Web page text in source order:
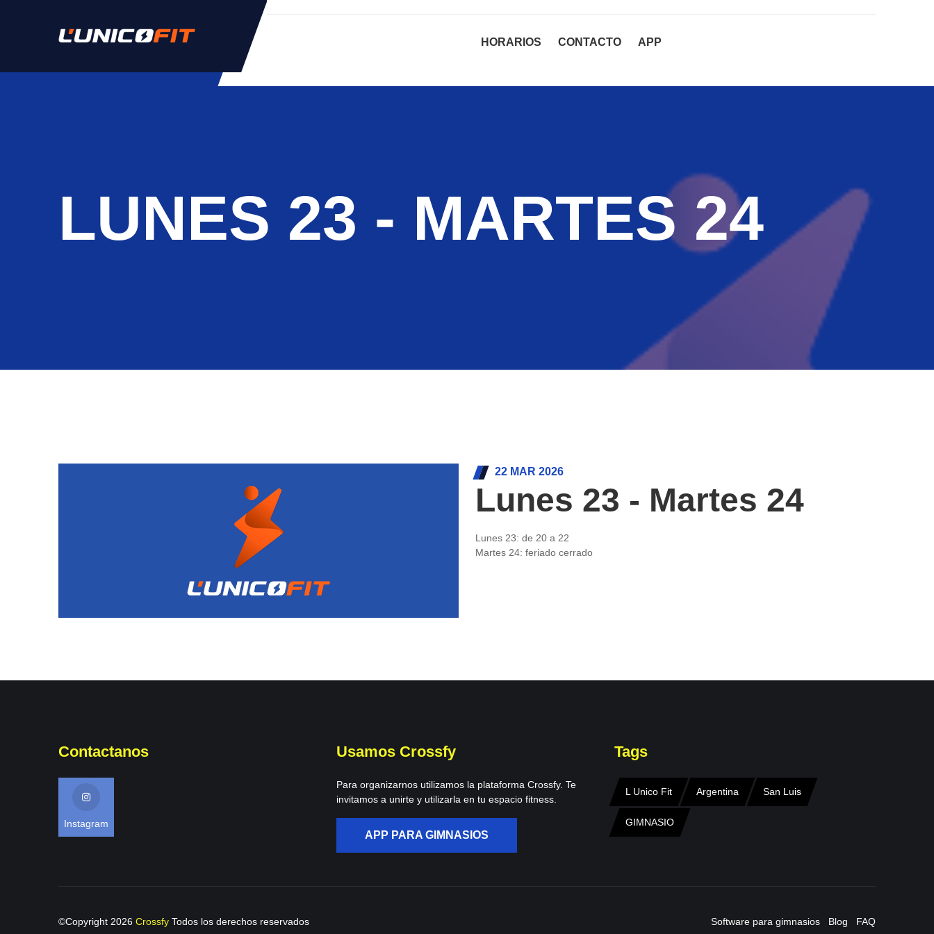
HORARIOS CONTACTO APP
LUNES 23 - MARTES 24
22 MAR 2026
Lunes 23 - Martes 24
Lunes 23: de 20 a 22
Martes 24: feriado cerrado
Contactanos
Instagram
Usamos Crossfy
Para organizarnos utilizamos la plataforma Crossfy. Te
invitamos a unirte y utilizarla en tu espacio fitness.
APP PARA GIMNASIOS
Tags
L Unico Fit Argentina San Luis
GIMNASIO
©Copyright 2026 Crossfy Todos los derechos reservados Software para gimnasios Blog FAQ